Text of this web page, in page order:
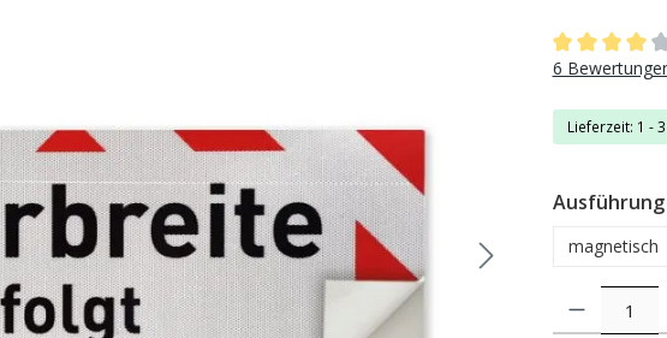
6
Lieferzeit: 1 -
Ausführung
magnetisch